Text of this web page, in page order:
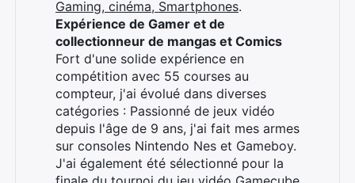
Gaming, cinéma, Smartphones.
Expérience de Gamer et de
collectionneur de mangas et Comics
Fort d'une solide expérience en
compétition avec 55 courses au
compteur, j'ai évolué dans diverses
catégories : Passionné de jeux vidéo
depuis l'âge de 9 ans, j'ai fait mes armes
sur consoles Nintendo Nes et Gameboy.
J'ai également été sélectionné pour la
Rechercher